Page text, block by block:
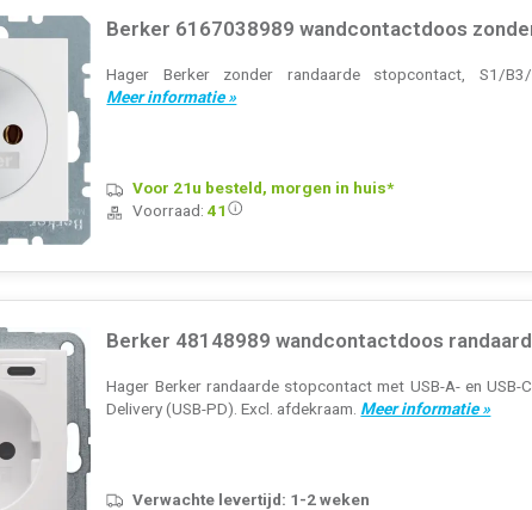
Berker 6167038989 wandcontactdoos
Hager Berker zonder randaarde stopcontact, S1/
Meer informatie »
Voor 21u besteld, morgen in huis*
Voorraad: 41
Berker 48148989 wandcontactdoos
Hager Berker randaarde stopcontact met USB-A- en
Delivery (USB-PD). Excl. afdekraam. Meer informatie »
Verwachte levertijd: 1-2 weken